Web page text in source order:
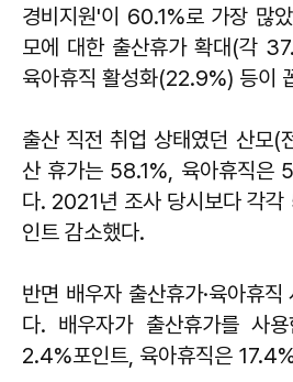
경비지원'이 60.1%로 가장 많
모에 대한 출산휴가 확대(각
육아휴직 활성화(22.9%) 등이
출산 직전 취업 상태였던 산모
산 휴가는 58.1%, 육아휴직은
다. 2021년 조사 당시보다 각
인트 감소했다.
반면 배우자 출산휴가·육아휴
다. 배우자가 출산휴가를 사
2.4%포인트, 육아휴직은